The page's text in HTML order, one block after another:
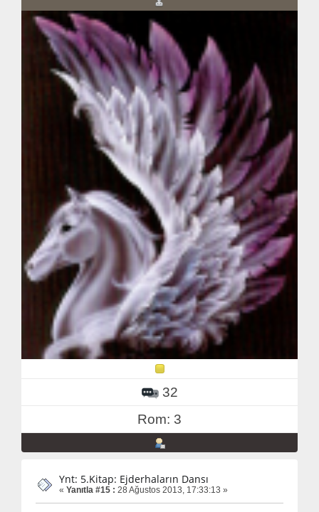
32
Rom: 3
Ynt: 5.Kitap: Ejderhaların Dansı
« Yanıtla #15 : 28 Ağustos 2013, 17:33:13 »